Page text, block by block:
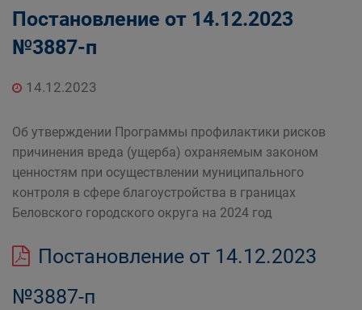
Постановление от 14.12.2023
№3887-п
14.12.2023
Об утверждении Программы профилактики рисков
причинения вреда (ущерба) охраняемым законом
ценностям при осуществлении муниципального
контроля в сфере благоустройства в границах
Беловского городского округа на 2024 год
Постановление от 14.12.2023
№3887-п